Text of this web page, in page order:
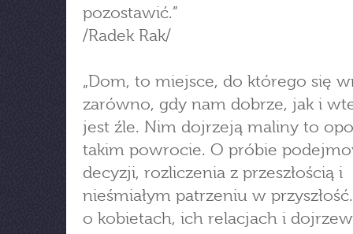
pozostawić.”
/Radek Rak/
„Dom, to miejsce, do którego się
zarówno, gdy nam dobrze, jak i
jest źle. Nim dojrzeją maliny to
takim powrocie. O próbie
decyzji, rozliczenia z przeszłością i
nieśmiałym patrzeniu w
o kobietach, ich relacjach i